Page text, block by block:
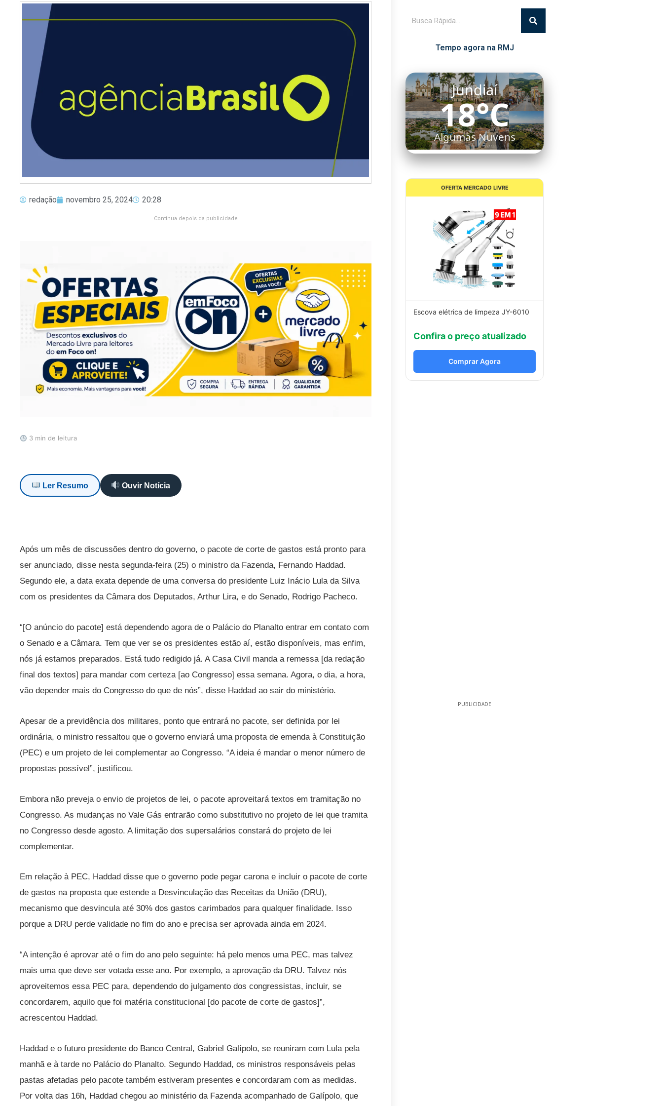
redação novembro 25, 2024 20:28
Continua depois da publicidade
3 min de leitura
Ler Resumo Ouvir Notícia
Após um mês de discussões dentro do governo, o pacote de corte de gastos está pronto para
ser anunciado, disse nesta segunda-feira (25) o ministro da Fazenda, Fernando Haddad.
Segundo ele, a data exata depende de uma conversa do presidente Luiz Inácio Lula da Silva
com os presidentes da Câmara dos Deputados, Arthur Lira, e do Senado, Rodrigo Pacheco.
“[O anúncio do pacote] está dependendo agora de o Palácio do Planalto entrar em contato com
o Senado e a Câmara. Tem que ver se os presidentes estão aí, estão disponíveis, mas enfim,
nós já estamos preparados. Está tudo redigido já. A Casa Civil manda a remessa [da redação
final dos textos] para mandar com certeza [ao Congresso] essa semana. Agora, o dia, a hora,
vão depender mais do Congresso do que de nós”, disse Haddad ao sair do ministério.
Apesar de a previdência dos militares, ponto que entrará no pacote, ser definida por lei
ordinária, o ministro ressaltou que o governo enviará uma proposta de emenda à Constituição
(PEC) e um projeto de lei complementar ao Congresso. “A ideia é mandar o menor número de
propostas possível”, justificou.
Embora não preveja o envio de projetos de lei, o pacote aproveitará textos em tramitação no
Congresso. As mudanças no Vale Gás entrarão como substitutivo no projeto de lei que tramita
no Congresso desde agosto. A limitação dos supersalários constará do projeto de lei
complementar.
Em relação à PEC, Haddad disse que o governo pode pegar carona e incluir o pacote de corte
de gastos na proposta que estende a Desvinculação das Receitas da União (DRU),
mecanismo que desvincula até 30% dos gastos carimbados para qualquer finalidade. Isso
porque a DRU perde validade no fim do ano e precisa ser aprovada ainda em 2024.
“A intenção é aprovar até o fim do ano pelo seguinte: há pelo menos uma PEC, mas talvez
mais uma que deve ser votada esse ano. Por exemplo, a aprovação da DRU. Talvez nós
aproveitemos essa PEC para, dependendo do julgamento dos congressistas, incluir, se
concordarem, aquilo que foi matéria constitucional [do pacote de corte de gastos]”,
acrescentou Haddad.
Haddad e o futuro presidente do Banco Central, Gabriel Galípolo, se reuniram com Lula pela
manhã e à tarde no Palácio do Planalto. Segundo Haddad, os ministros responsáveis pelas
pastas afetadas pelo pacote também estiveram presentes e concordaram com as medidas.
Por volta das 16h, Haddad chegou ao ministério da Fazenda acompanhado de Galípolo, que
Tempo agora na RMJ
Jundiaí
18°C
Algumas Nuvens
OFERTA MERCADO LIVRE
Escova elétrica de limpeza JY-6010
Confira o preço atualizado
Comprar Agora
PUBLICIDADE